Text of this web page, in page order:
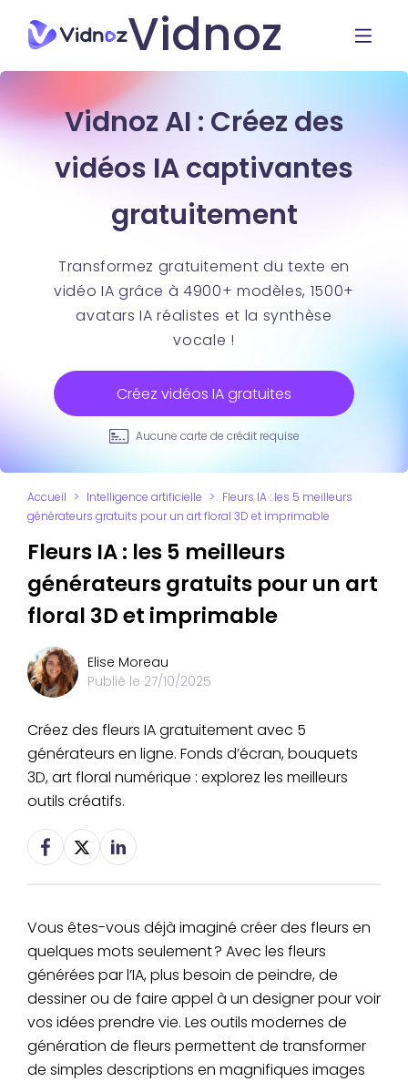
Vidnoz
Vidnoz AI : Créez des
vidéos IA captivantes
gratuitement
Transformez gratuitement du texte en
vidéo IA grâce à 4900+ modèles, 1500+
avatars IA réalistes et la synthèse
vocale !
Créez vidéos IA gratuites
Aucune carte de crédit requise
Accueil > Intelligence artificielle > Fleurs IA : les 5 meilleurs
générateurs gratuits pour un art floral 3D et imprimable
Fleurs IA : les 5 meilleurs
générateurs gratuits pour un art
floral 3D et imprimable
Elise Moreau
Publié le 27/10/2025
Créez des fleurs IA gratuitement avec 5
générateurs en ligne. Fonds d’écran, bouquets
3D, art floral numérique : explorez les meilleurs
outils créatifs.
Vous êtes-vous déjà imaginé créer des fleurs en
quelques mots seulement ? Avec les fleurs
générées par l’IA, plus besoin de peindre, de
dessiner ou de faire appel à un designer pour voir
vos idées prendre vie. Les outils modernes de
génération de fleurs permettent de transformer
de simples descriptions en magnifiques images